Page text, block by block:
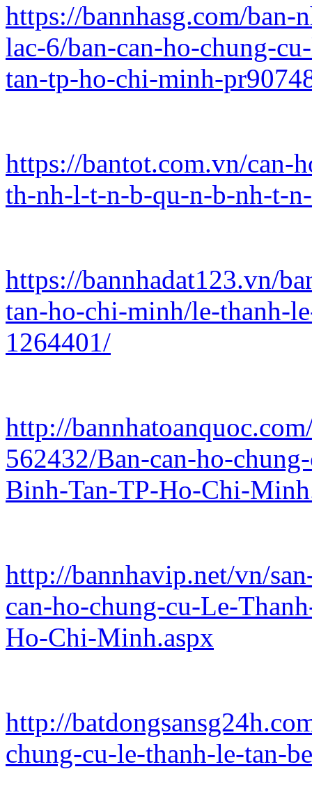
https://bannhasg.com/ban-
lac-6/ban-can-ho-chung-
tan-tp-ho-chi-minh-
https://bantot.com.vn/can-
th-nh-l-t-n-b-qu-n-b-nh-t-
https://bannhadat123.vn/
tan-ho-chi-minh/le-thanh-
1264401/
http://
562432/Ban-can-ho-
Binh-Tan-TP-Ho-Chi-
http://bannhavip.net/vn/
can-ho-chung-cu-Le-
Ho-Chi-Minh.aspx
http://
chung-cu-le-thanh-le-tan-